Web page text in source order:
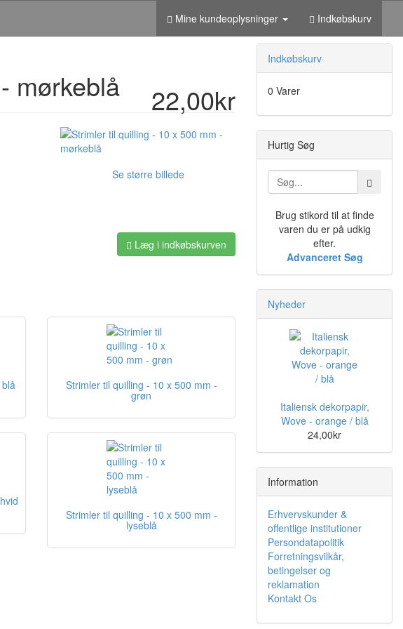
Mine kundeoplysninger Indkøbskurv
22,00kr
mørkeblå
Se større billede
Læg i indkøbskurven
Strimler til quilling - 10 x 500 mm -
grøn
Strimler til quilling - 10 x 500 mm -
lyseblå
Indkøbskurv
0 Varer
Hurtig Søg
Brug stikord til at finde
varen du er på udkig
efter.
Advanceret Søg
Nyheder
Italiensk dekorpapir,
Wove - orange / blå
24,00kr
Information
Erhvervskunder &
offentlige institutioner
Persondatapolitik
Forretningsvilkår,
betingelser og
reklamation
Kontakt Os